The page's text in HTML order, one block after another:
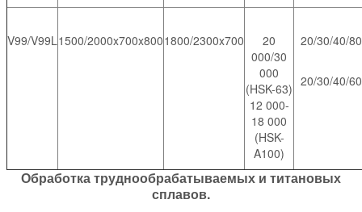
V99/V99L1500/2000x700x8001800/2300x700
20
000/30
000
(HSK-63)
12 000-
18 000
(HSK-
A100)
20/30/40/80
20/30/40/60
Обработка труднообрабатываемых и титановых
сплавов.